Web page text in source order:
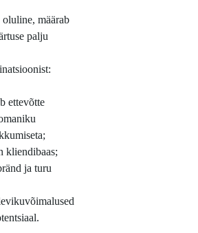
määrab
palju
ettevõtte
kliendibaas;
ja turu